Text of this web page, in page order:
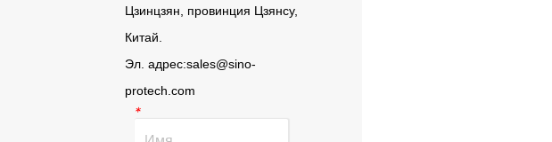
Цзинцзян, провинция Цзянсу,
Китай.
Эл. адрес:sales@sino-
protech.com
*